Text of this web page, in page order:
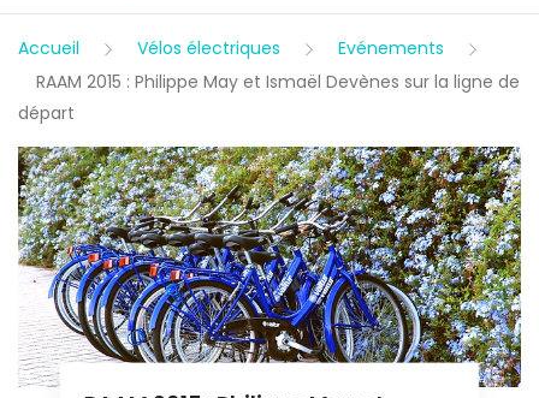
Accueil Vélos électriques
Evénements
RAAM 2015 : Philippe May et Ismaël Devènes sur la ligne de
départ